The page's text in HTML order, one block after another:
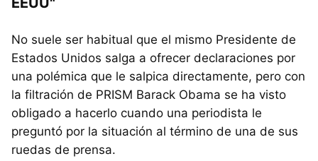
No suele ser habitual que el mismo Presidente de
Estados Unidos salga a ofrecer declaraciones por
una polémica que le salpica directamente, pero con
la filtración de PRISM Barack Obama se ha visto
obligado a hacerlo cuando una periodista le
preguntó por la situación al término de una de sus
ruedas de prensa.